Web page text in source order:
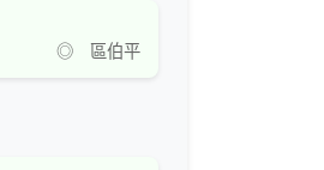
◎ 區伯平